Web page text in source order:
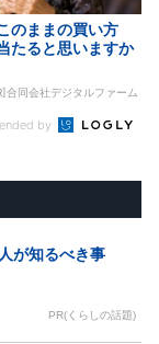
のままの買い方
たると思いますか
合同会社デジタルファーム
by
が知るべき事
PR(くらしの話題)